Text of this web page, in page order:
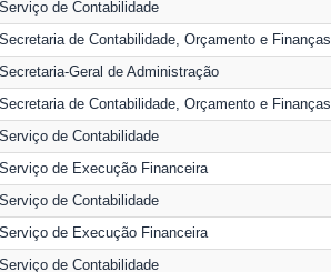
Serviço de Contabilidade
Secretaria de Contabilidade, Orçamento e Finanças
Secretaria-Geral de Administração
Secretaria de Contabilidade, Orçamento e Finanças
Serviço de Contabilidade
Serviço de Execução Financeira
Serviço de Contabilidade
Serviço de Execução Financeira
Serviço de Contabilidade